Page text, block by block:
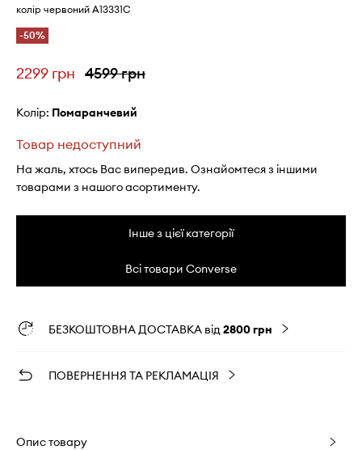
колір червоний A13331C
-50%
2299 грн 4599 грн
Колір: помаранчевий
Товар недоступний
На жаль, хтось Вас випередив. Ознайомтеся з іншими
товарами з нашого асортименту.
Інше з цієї категорії
Всі товари Converse
БЕЗКОШТОВНА ДОСТАВКА від2800 грн
ПОВЕРНЕННЯ ТА РЕКЛАМАЦІЯ
Опис товару